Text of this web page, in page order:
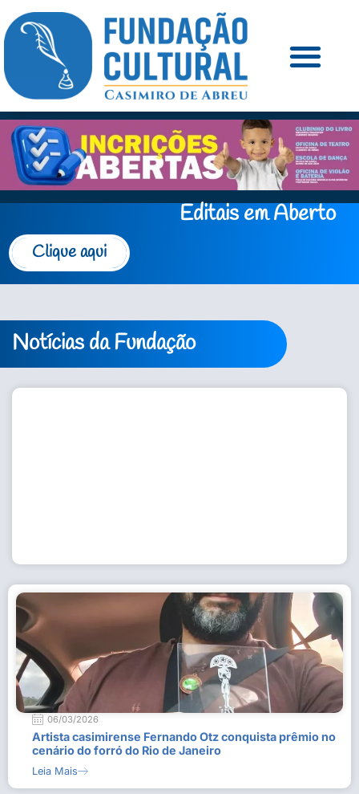
Editais em Aberto
Clique aqui
Notícias da Fundação
06/03/2026
Artista casimirense Fernando Otz conquista prêmio no
cenário do forró do Rio de Janeiro
Leia Mais